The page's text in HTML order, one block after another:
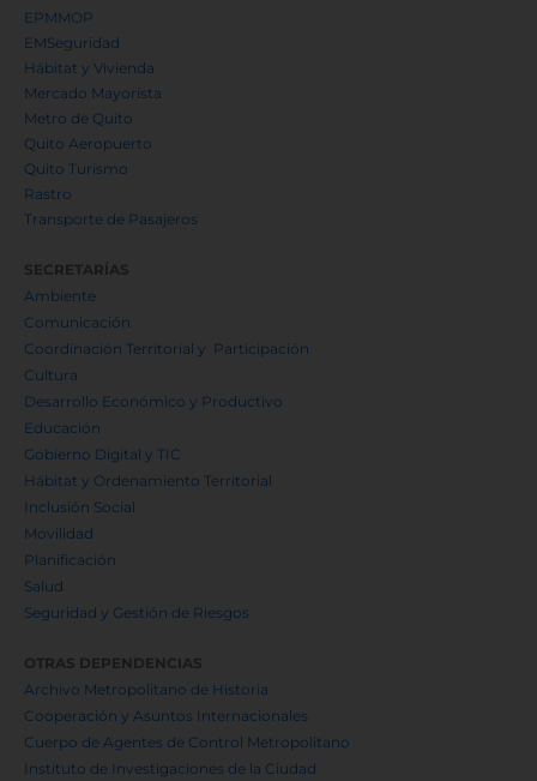
EPMMOP
EMSeguridad
Hábitat y Vivienda
Mercado Mayorista
Metro de Quito
Quito Aeropuerto
Quito Turismo
Rastro
Transporte de Pasajeros
SECRETARÍAS
Ambiente
Comunicación
Coordinación Territorial y Participación
Cultura
Desarrollo Económico y Productivo
Educación
Gobierno Digital y TIC
Hábitat y Ordenamiento Territorial
Inclusión Social
Movilidad
Planificación
Salud
Seguridad y Gestión de Riesgos
OTRAS DEPENDENCIAS
Archivo Metropolitano de Historia
Cooperación y Asuntos Internacionales
Cuerpo de Agentes de Control Metropolitano
Instituto de Investigaciones de la Ciudad